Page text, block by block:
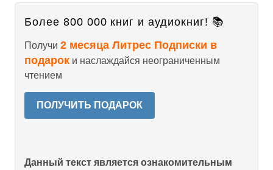
Более 800 000 книг и аудиокниг! 📚
Получи 2 месяца Литрес Подписки в
подарок и наслаждайся неограниченным
чтением
ПОЛУЧИТЬ ПОДАРОК
Данный текст является ознакомительным